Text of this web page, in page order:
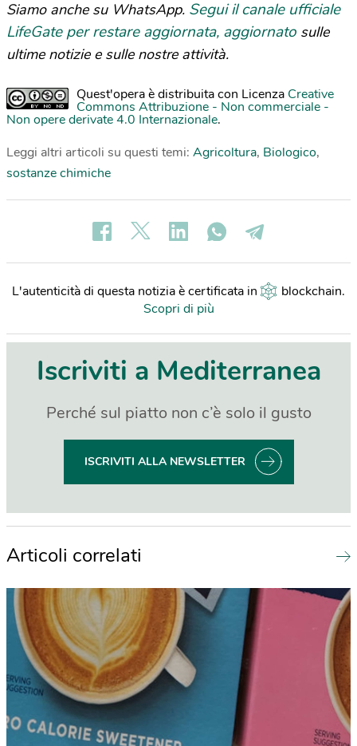
Siamo anche su WhatsApp. Segui il canale ufficiale
LifeGate per restare aggiornata, aggiornato sulle
ultime notizie e sulle nostre attività.
Quest'opera è distribuita con Licenza Creative
Commons Attribuzione - Non commerciale -
Non opere derivate 4.0 Internazionale.
Leggi altri articoli su questi temi: Agricoltura, Biologico,
sostanze chimiche
L'autenticità di questa notizia è certificata in blockchain.
Scopri di più
Iscriviti a Mediterranea
Perché sul piatto non c’è solo il gusto
ISCRIVITI ALLA NEWSLETTER
Articoli correlati